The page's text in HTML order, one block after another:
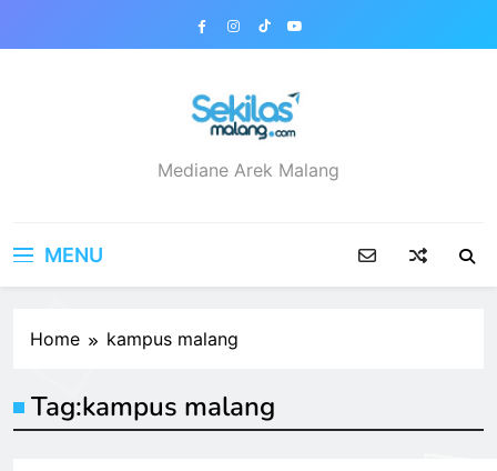
sekilasmalang.com
Mediane Arek Malang
MENU
Home kampus malang
Tag:kampus malang